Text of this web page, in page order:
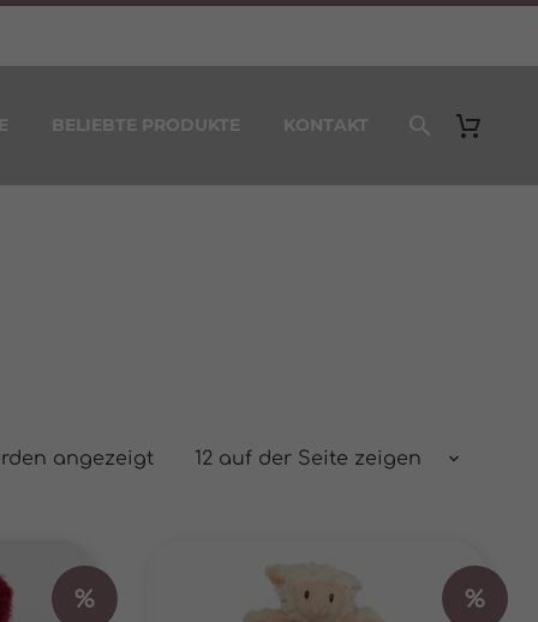
BELIEBTE PRODUKTE KONTAKT
12 auf der Seite zeigen
angezeigt Nach
% %